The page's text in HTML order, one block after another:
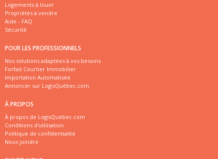
Logements à louer
Propriétés à vendre
Aide - FAQ
Sécurité
POUR LES PROFESSIONNELS
Nos solutions adaptées à vos besoins
Forfait Courtier Immobilier
Importation Automatisée
Annoncer sur LogisQuébec.com
À PROPOS
À propos de LogisQuébec.com
Conditions d'utilisation
Politique de confidentialité
Nous joindre